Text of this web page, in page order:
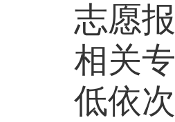
志愿
相关
低依